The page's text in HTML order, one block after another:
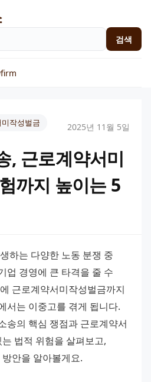
검색
작성벌금 2025년 11월 5일
, 근로계약서미
까지 높이는 5
하는 다양한 노동 분쟁 중
업 경영에 큰 타격을 줄 수
근로계약서미작성벌금까지
서는 이중고를 겪게 됩니다.
송의 핵심 쟁점과 근로계약서
법적 위험을 살펴보고,
안을 알아볼게요.